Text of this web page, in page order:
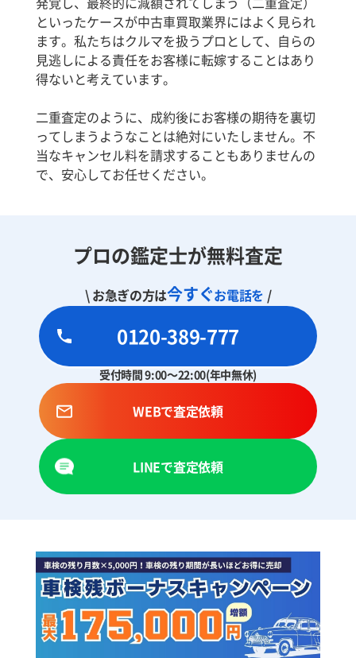
といったケースが中古車買取業界にはよく見られ
ます。私たちはクルマを扱うプロとして、自らの
見逃しによる責任をお客様に転嫁することはあり
得ないと考えています。
二重査定のように、成約後にお客様の期待を裏切
ってしまうようなことは絶対にいたしません。不
当なキャンセル料を請求することもありませんの
で、安心してお任せください。
プロの鑑定士が無料査定
\ お急ぎの方は今すぐお電話を /
0120-389-777
受付時間 9:00～22:00(年中無休)
WEBで査定依頼
LINEで査定依頼